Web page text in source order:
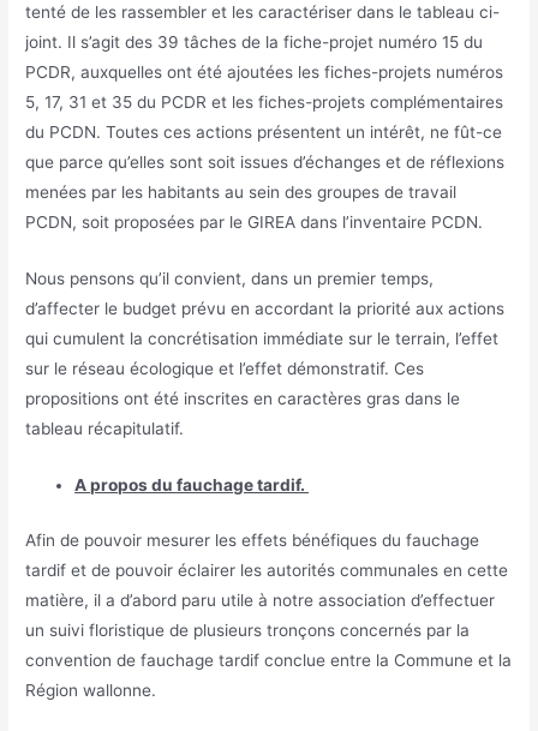
tenté de les rassembler et les caractériser dans le tableau ci-
joint. Il s’agit des 39 tâches de la fiche-projet numéro 15 du
PCDR, auxquelles ont été ajoutées les fiches-projets numéros
5, 17, 31 et 35 du PCDR et les fiches-projets complémentaires
du PCDN. Toutes ces actions présentent un intérêt, ne fût-ce
que parce qu’elles sont soit issues d’échanges et de réflexions
menées par les habitants au sein des groupes de travail
PCDN, soit proposées par le GIREA dans l’inventaire PCDN.
Nous pensons qu’il convient, dans un premier temps,
d’affecter le budget prévu en accordant la priorité aux actions
qui cumulent la concrétisation immédiate sur le terrain, l’effet
sur le réseau écologique et l’effet démonstratif. Ces
propositions ont été inscrites en caractères gras dans le
tableau récapitulatif.
A propos du fauchage tardif.
Afin de pouvoir mesurer les effets bénéfiques du fauchage
tardif et de pouvoir éclairer les autorités communales en cette
matière, il a d’abord paru utile à notre association d’effectuer
un suivi floristique de plusieurs tronçons concernés par la
convention de fauchage tardif conclue entre la Commune et la
Région wallonne.